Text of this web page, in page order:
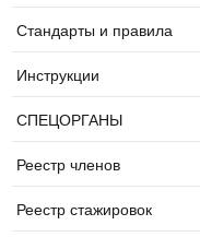
Стандарты и правила
Инструкции
СПЕЦОРГАНЫ
Реестр членов
Реестр стажировок